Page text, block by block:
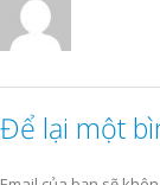
Để lại một